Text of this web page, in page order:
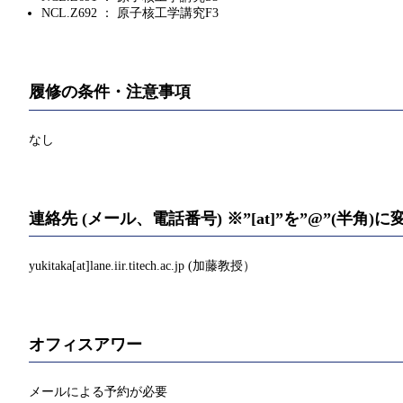
NCL.Z692 ： 原子核工学講究F3
履修の条件・注意事項
なし
連絡先 (メール、電話番号) ※”[at]”を”@”(半角)に
yukitaka[at]lane.iir.titech.ac.jp (加藤教授）
オフィスアワー
メールによる予約が必要